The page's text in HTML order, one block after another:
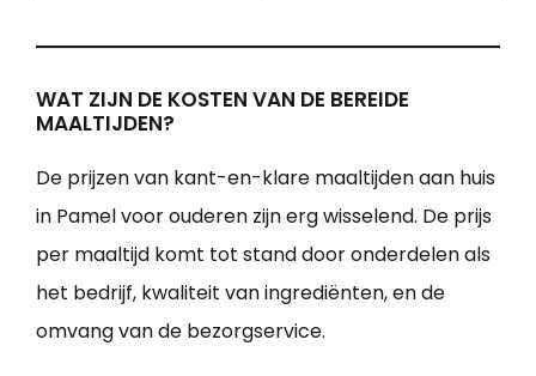
WAT ZIJN DE KOSTEN VAN DE BEREIDE
MAALTIJDEN?
De prijzen van kant-en-klare maaltijden aan huis
in Pamel voor ouderen zijn erg wisselend. De prijs
per maaltijd komt tot stand door onderdelen als
het bedrijf, kwaliteit van ingrediënten, en de
omvang van de bezorgservice.